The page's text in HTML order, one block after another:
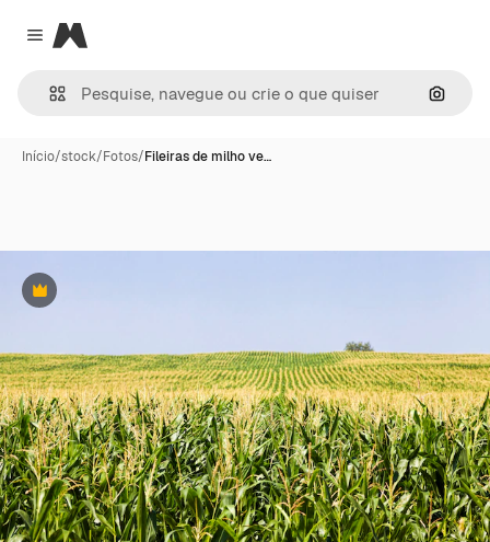
Close menu
Magnific
Início/stock/Fotos/Fileiras de milho ve…
Premium